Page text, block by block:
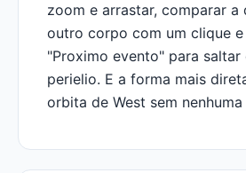
zoom e arrastar, comparar a
outro corpo com um clique
"Proximo evento" para saltar
perielio. E a forma mais
orbita de West sem